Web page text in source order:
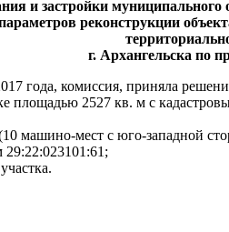
и застройки
реконструкции
г. Архангельска по
года, комиссия, приняла
площадью 2527 кв. м с
машино-мест с юго-западной
29:22:023101:61;